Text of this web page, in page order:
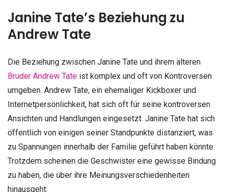
Janine Tate’s Beziehung zu
Andrew Tate
Die Beziehung zwischen Janine Tate und ihrem älteren
Bruder Andrew Tate ist komplex und oft von Kontroversen
umgeben. Andrew Tate, ein ehemaliger Kickboxer und
Internetpersönlichkeit, hat sich oft für seine kontroversen
Ansichten und Handlungen eingesetzt. Janine Tate hat sich
öffentlich von einigen seiner Standpunkte distanziert, was
zu Spannungen innerhalb der Familie geführt haben könnte.
Trotzdem scheinen die Geschwister eine gewisse Bindung
zu haben, die über ihre Meinungsverschiedenheiten
hinausgeht.